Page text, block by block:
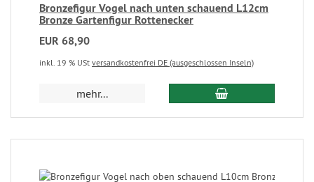
Bronzefigur Vogel nach unten schauend L12cm
Bronze Gartenfigur Rottenecker
EUR 68,90
inkl. 19 % USt versandkostenfrei DE (ausgeschlossen Inseln)
mehr...